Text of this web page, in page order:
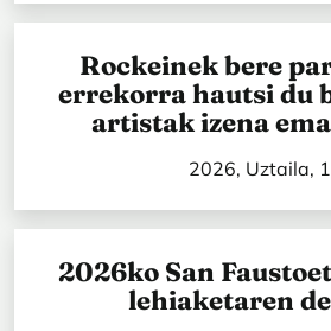
Rockeinek bere
errekorra hautsi du
artistak izena
2026, Uztaila,
2026ko San
lehiaketaren